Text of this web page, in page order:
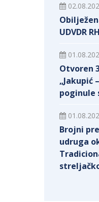
UDVDR
Otvoren
„Jakupić
poginule
Brojni
udruga